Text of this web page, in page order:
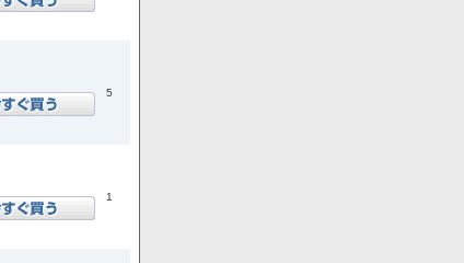
5
1